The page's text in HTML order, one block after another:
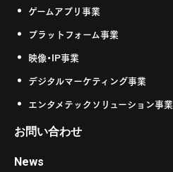
ゲームアプリ事業
プラットフォーム事業
映像・IP事業
デジタルマーケティング事業
エンタメテックソリューション事業
お問い合わせ
News